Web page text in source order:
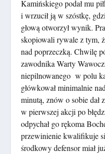
Kamińskiego podał mu
i wrzucił ją w szóstkę,
głową otworzył wynik.
skopiowali rywale z tym,
nad poprzeczką. Chwilę
zawodnika Warty
niepilnowanego w polu
główkował minimalnie
minutą, znów o sobie dał
w pierwszej akcji po
odpychał go rękoma
przewinienie kwalifikuje
środkowy defensor miał